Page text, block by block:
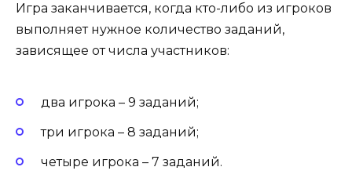
Игра заканчивается, когда кто-либо из игроков
выполняет нужное количество заданий,
зависящее от числа участников:
два игрока – 9 заданий;
три игрока – 8 заданий;
четыре игрока – 7 заданий.